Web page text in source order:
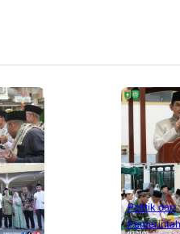
Politik dan